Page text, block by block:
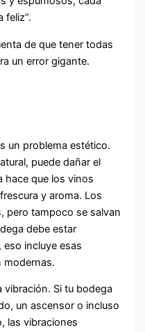
feliz”.
de que tener todas
un error gigante.
un problema estético.
puede dañar el
hace que los vinos
y aroma. Los
pero tampoco se salvan
debe estar
eso incluye esas
modernas.
Si tu bodega
un ascensor o incluso
las vibraciones